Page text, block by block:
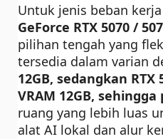
Untuk jenis beban
GeForce RTX 5070 /
pilihan tengah yang
tersedia dalam varian
12GB, sedangkan
VRAM 12GB, sehingga
ruang yang lebih luas
alat AI lokal dan alur